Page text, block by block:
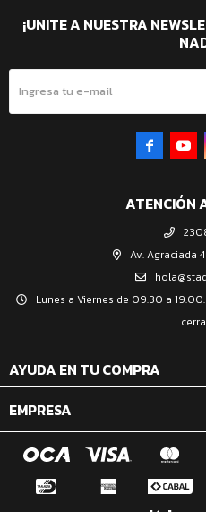
ATENCIÓN
Av. Agraciada
Lunes a Viernes de 09:30 a
AYUDA EN TU COMPRA
EMPRESA
¡UNITE A NUESTRA
 